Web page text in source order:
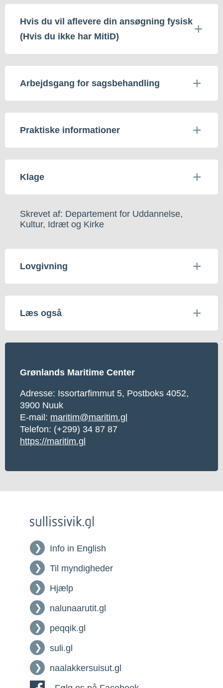
Hvis du vil aflevere din ansøgning fysisk
(Hvis du ikke har MitiD)
Arbejdsgang for sagsbehandling
Praktiske informationer
Klage
Skrevet af: Departement for Uddannelse,
Kultur, Idræt og Kirke
Lovgivning
Læs også
Grønlands Maritime Center
Adresse: Issortarfimmut 5, Postboks 4052,
3900 Nuuk
E-mail: maritim@maritim.gl
Telefon: (+299) 34 87 87
https://maritim.gl
Info in English
Til myndigheder
Hjælp
nalunaarutit.gl
peqqik.gl
suli.gl
naalakkersuisut.gl